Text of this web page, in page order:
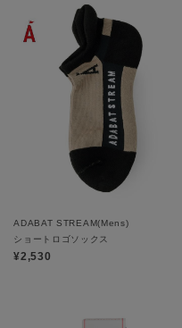
ADABAT STREAM(Mens)
ショートロゴソックス
¥2,530